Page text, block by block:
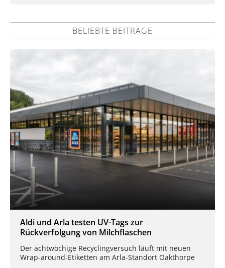
BELIEBTE BEITRÄGE
Aldi und Arla testen UV-Tags zur
Rückverfolgung von Milchflaschen
Der achtwöchige Recyclingversuch läuft mit neuen
Wrap-around-Etiketten am Arla-Standort Oakthorpe